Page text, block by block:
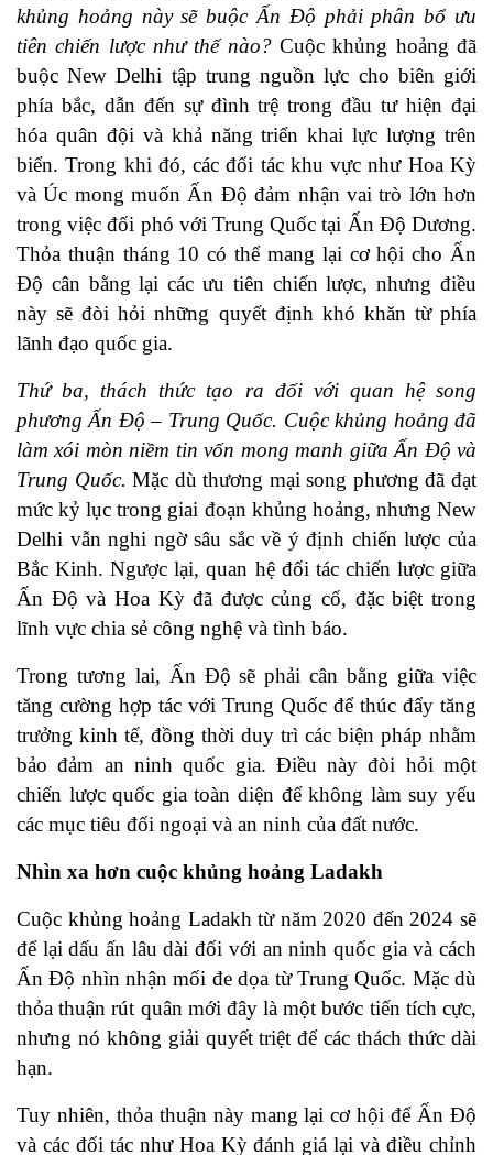
khủng hoảng này sẽ buộc Ấn Độ phải phân bổ ưu
tiên chiến lược như thế nào?Cuộc khủng hoảng đã
buộc New Delhi tập trung nguồn lực cho biên giới
phía bắc, dẫn đến sự đình trệ trong đầu tư hiện đại
hóa quân đội và khả năng triển khai lực lượng trên
biển. Trong khi đó, các đối tác khu vực như Hoa Kỳ
và Úc mong muốn Ấn Độ đảm nhận vai trò lớn hơn
trong việc đối phó với Trung Quốc tại Ấn Độ Dương.
Thỏa thuận tháng 10 có thể mang lại cơ hội cho Ấn
Độ cân bằng lại các ưu tiên chiến lược, nhưng điều
này sẽ đòi hỏi những quyết định khó khăn từ phía
lãnh đạo quốc gia.
Thứ ba, thách thức tạo ra đối với quan hệ song
phương Ấn Độ – Trung Quốc. Cuộc khủng hoảng đã
làm xói mòn niềm tin vốn mong manh giữa Ấn Độ và
Trung Quốc. Mặc dù thương mại song phương đã đạt
mức kỷ lục trong giai đoạn khủng hoảng, nhưng New
Delhi vẫn nghi ngờ sâu sắc về ý định chiến lược của
Bắc Kinh. Ngược lại, quan hệ đối tác chiến lược giữa
Ấn Độ và Hoa Kỳ đã được củng cố, đặc biệt trong
lĩnh vực chia sẻ công nghệ và tình báo.
Trong tương lai, Ấn Độ sẽ phải cân bằng giữa việc
tăng cường hợp tác với Trung Quốc để thúc đẩy tăng
trưởng kinh tế, đồng thời duy trì các biện pháp nhằm
bảo đảm an ninh quốc gia. Điều này đòi hỏi một
chiến lược quốc gia toàn diện để không làm suy yếu
các mục tiêu đối ngoại và an ninh của đất nước.
Nhìn xa hơn cuộc khủng hoảng Ladakh
Cuộc khủng hoảng Ladakh từ năm 2020 đến 2024 sẽ
để lại dấu ấn lâu dài đối với an ninh quốc gia và cách
Ấn Độ nhìn nhận mối đe dọa từ Trung Quốc. Mặc dù
thỏa thuận rút quân mới đây là một bước tiến tích cực,
nhưng nó không giải quyết triệt để các thách thức dài
hạn.
Tuy nhiên, thỏa thuận này mang lại cơ hội để Ấn Độ
và các đối tác như Hoa Kỳ đánh giá lại và điều chỉnh